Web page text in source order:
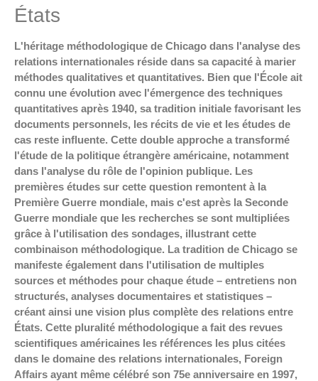
États
L'héritage méthodologique de Chicago dans l'analyse des
relations internationales réside dans sa capacité à marier
méthodes qualitatives et quantitatives. Bien que l'École ait
connu une évolution avec l'émergence des techniques
quantitatives après 1940, sa tradition initiale favorisant les
documents personnels, les récits de vie et les études de
cas reste influente. Cette double approche a transformé
l'étude de la politique étrangère américaine, notamment
dans l'analyse du rôle de l'opinion publique. Les
premières études sur cette question remontent à la
Première Guerre mondiale, mais c'est après la Seconde
Guerre mondiale que les recherches se sont multipliées
grâce à l'utilisation des sondages, illustrant cette
combinaison méthodologique. La tradition de Chicago se
manifeste également dans l'utilisation de multiples
sources et méthodes pour chaque étude – entretiens non
structurés, analyses documentaires et statistiques –
créant ainsi une vision plus complète des relations entre
États. Cette pluralité méthodologique a fait des revues
scientifiques américaines les références les plus citées
dans le domaine des relations internationales, Foreign
Affairs ayant même célébré son 75e anniversaire en 1997,